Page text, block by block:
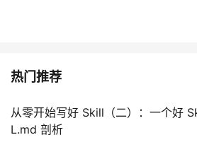
热门推荐
从零开始写好 Skill（二）：一个好
L.md 剖析